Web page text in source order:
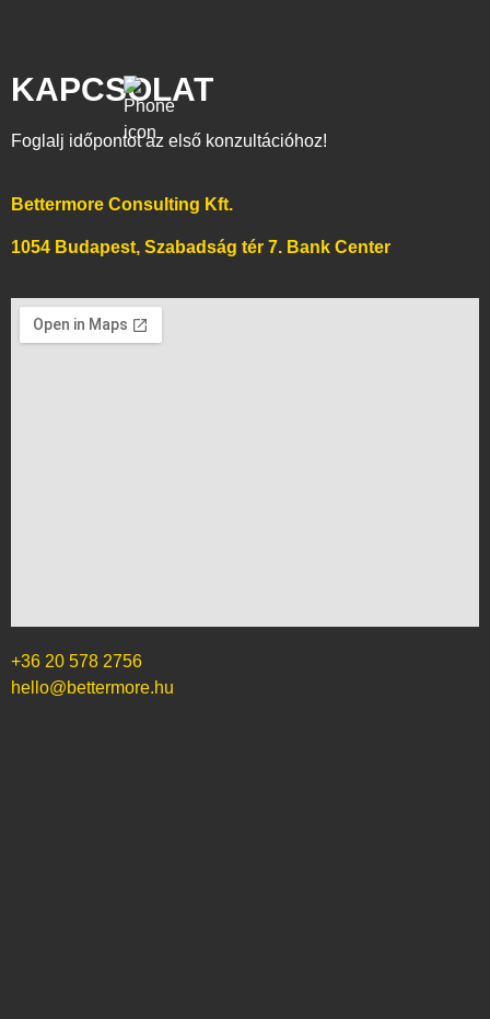
KAPCSOLAT
Foglalj időpontot az első konzultációhoz!
Bettermore Consulting Kft.
1054 Budapest, Szabadság tér 7. Bank Center
+36 20 578 2756
hello@bettermore.hu